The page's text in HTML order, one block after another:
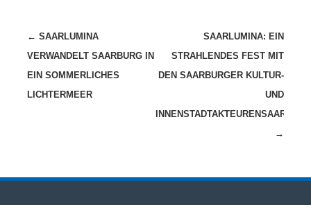
Beitragsnavigation
← SAARLUMINA
VERWANDELT SAARBURG IN
EIN SOMMERLICHES
LICHTERMEER
SAARLUMINA: EIN
STRAHLENDES FEST MIT
DEN SAARBURGER KULTUR-
UND
→